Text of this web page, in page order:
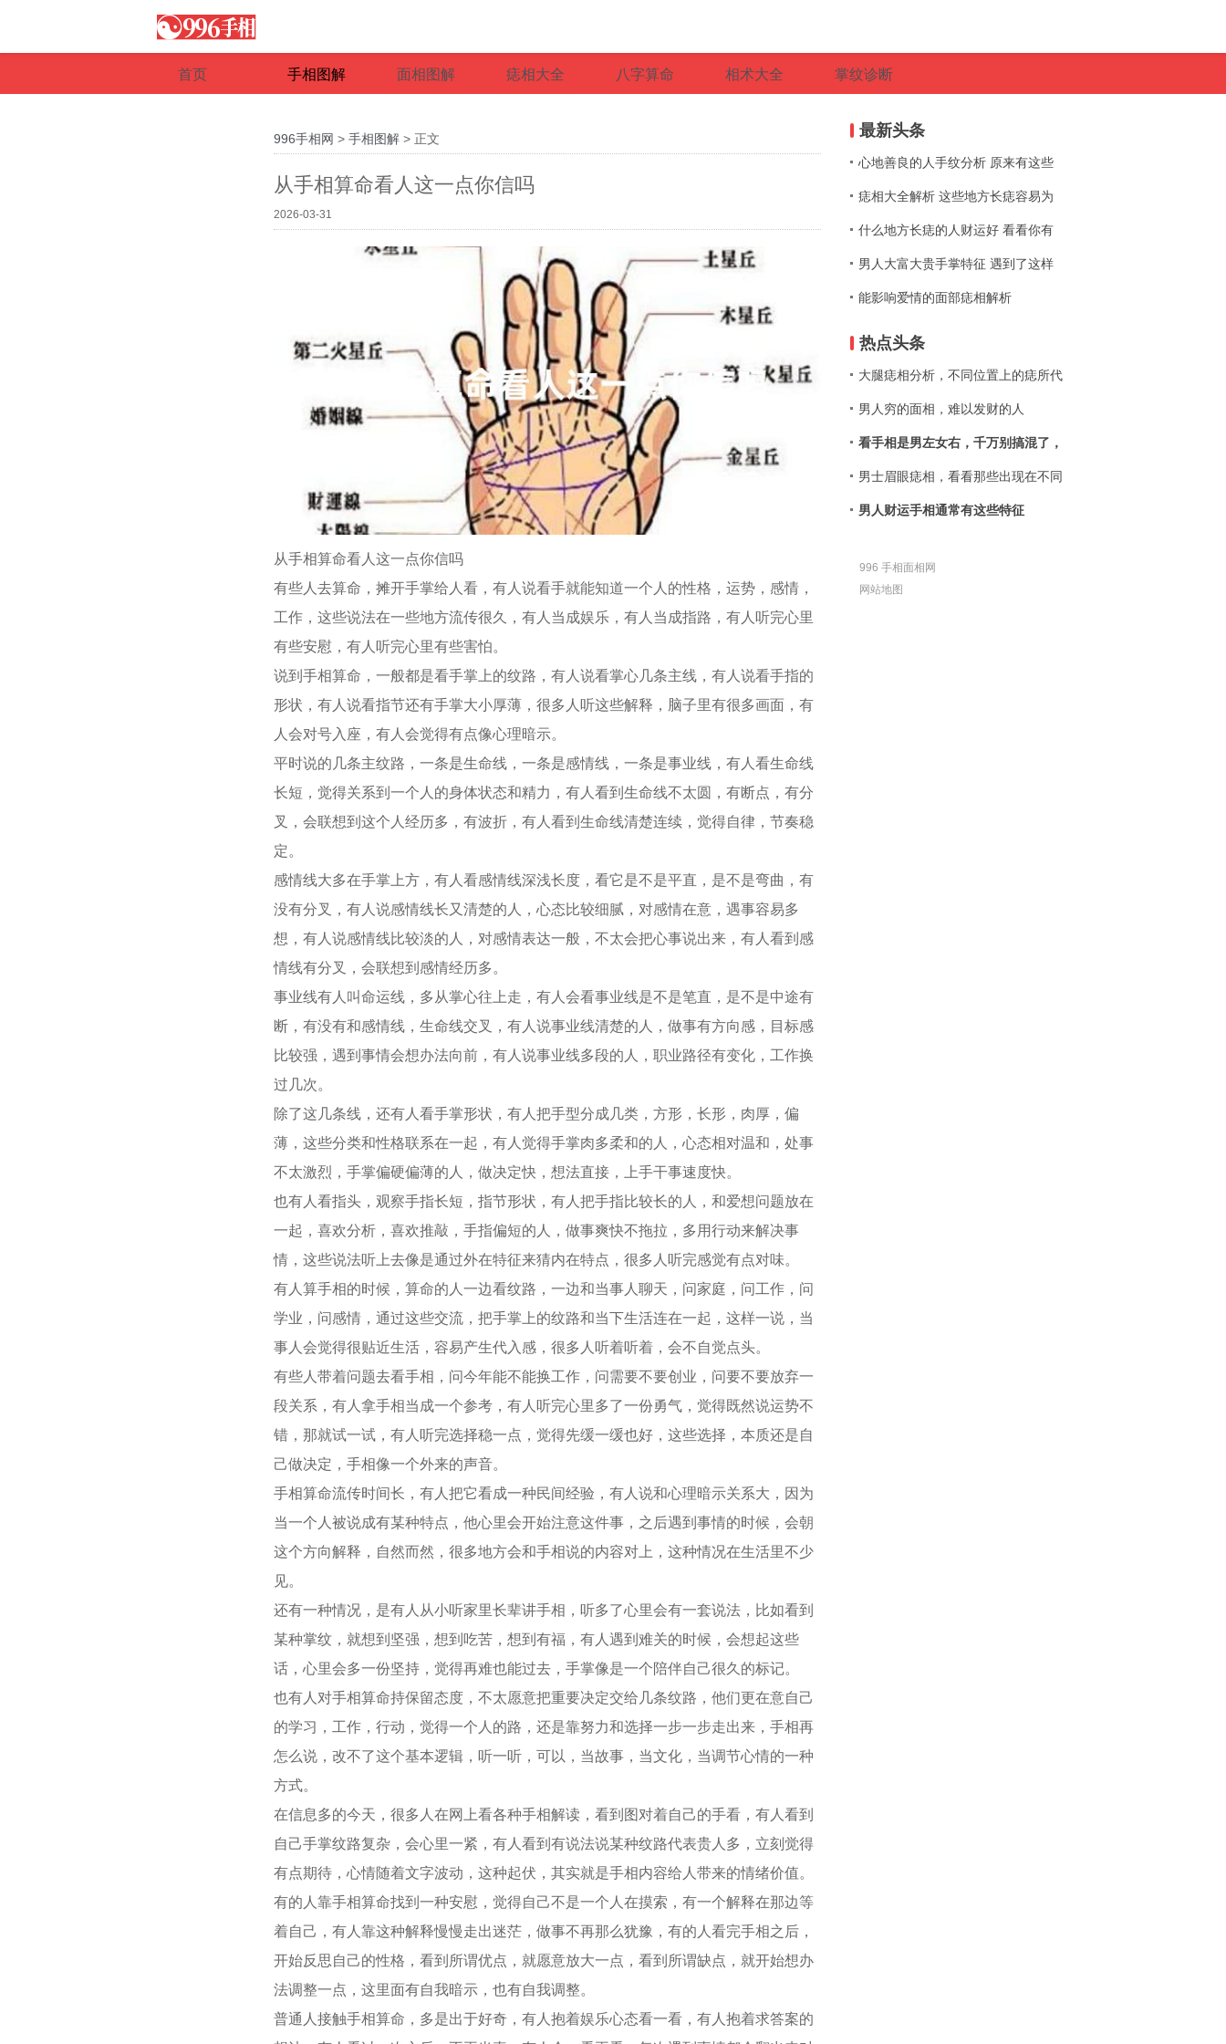
首页 手相图解 面相图解 痣相大全 八字算命 相术大全 掌纹诊断
996手相网 > 手相图解 > 正文
从手相算命看人这一点你信吗
2026-03-31
从手相算命看人这一点你信吗
有些人去算命，摊开手掌给人看，有人说看手就能知道一个人的性格，运势，感情，
工作，这些说法在一些地方流传很久，有人当成娱乐，有人当成指路，有人听完心里
有些安慰，有人听完心里有些害怕。
说到手相算命，一般都是看手掌上的纹路，有人说看掌心几条主线，有人说看手指的
形状，有人说看指节还有手掌大小厚薄，很多人听这些解释，脑子里有很多画面，有
人会对号入座，有人会觉得有点像心理暗示。
平时说的几条主纹路，一条是生命线，一条是感情线，一条是事业线，有人看生命线
长短，觉得关系到一个人的身体状态和精力，有人看到生命线不太圆，有断点，有分
叉，会联想到这个人经历多，有波折，有人看到生命线清楚连续，觉得自律，节奏稳
定。
感情线大多在手掌上方，有人看感情线深浅长度，看它是不是平直，是不是弯曲，有
没有分叉，有人说感情线长又清楚的人，心态比较细腻，对感情在意，遇事容易多
想，有人说感情线比较淡的人，对感情表达一般，不太会把心事说出来，有人看到感
情线有分叉，会联想到感情经历多。
事业线有人叫命运线，多从掌心往上走，有人会看事业线是不是笔直，是不是中途有
断，有没有和感情线，生命线交叉，有人说事业线清楚的人，做事有方向感，目标感
比较强，遇到事情会想办法向前，有人说事业线多段的人，职业路径有变化，工作换
过几次。
除了这几条线，还有人看手掌形状，有人把手型分成几类，方形，长形，肉厚，偏
薄，这些分类和性格联系在一起，有人觉得手掌肉多柔和的人，心态相对温和，处事
不太激烈，手掌偏硬偏薄的人，做决定快，想法直接，上手干事速度快。
也有人看指头，观察手指长短，指节形状，有人把手指比较长的人，和爱想问题放在
一起，喜欢分析，喜欢推敲，手指偏短的人，做事爽快不拖拉，多用行动来解决事
情，这些说法听上去像是通过外在特征来猜内在特点，很多人听完感觉有点对味。
有人算手相的时候，算命的人一边看纹路，一边和当事人聊天，问家庭，问工作，问
学业，问感情，通过这些交流，把手掌上的纹路和当下生活连在一起，这样一说，当
事人会觉得很贴近生活，容易产生代入感，很多人听着听着，会不自觉点头。
有些人带着问题去看手相，问今年能不能换工作，问需要不要创业，问要不要放弃一
段关系，有人拿手相当成一个参考，有人听完心里多了一份勇气，觉得既然说运势不
错，那就试一试，有人听完选择稳一点，觉得先缓一缓也好，这些选择，本质还是自
己做决定，手相像一个外来的声音。
手相算命流传时间长，有人把它看成一种民间经验，有人说和心理暗示关系大，因为
当一个人被说成有某种特点，他心里会开始注意这件事，之后遇到事情的时候，会朝
这个方向解释，自然而然，很多地方会和手相说的内容对上，这种情况在生活里不少
见。
还有一种情况，是有人从小听家里长辈讲手相，听多了心里会有一套说法，比如看到
某种掌纹，就想到坚强，想到吃苦，想到有福，有人遇到难关的时候，会想起这些
话，心里会多一份坚持，觉得再难也能过去，手掌像是一个陪伴自己很久的标记。
也有人对手相算命持保留态度，不太愿意把重要决定交给几条纹路，他们更在意自己
的学习，工作，行动，觉得一个人的路，还是靠努力和选择一步一步走出来，手相再
怎么说，改不了这个基本逻辑，听一听，可以，当故事，当文化，当调节心情的一种
方式。
在信息多的今天，很多人在网上看各种手相解读，看到图对着自己的手看，有人看到
自己手掌纹路复杂，会心里一紧，有人看到有说法说某种纹路代表贵人多，立刻觉得
有点期待，心情随着文字波动，这种起伏，其实就是手相内容给人带来的情绪价值。
有的人靠手相算命找到一种安慰，觉得自己不是一个人在摸索，有一个解释在那边等
着自己，有人靠这种解释慢慢走出迷茫，做事不再那么犹豫，有的人看完手相之后，
开始反思自己的性格，看到所谓优点，就愿意放大一点，看到所谓缺点，就开始想办
法调整一点，这里面有自我暗示，也有自我调整。
普通人接触手相算命，多是出于好奇，有人抱着娱乐心态看一看，有人抱着求答案的
最新头条
心地善良的人手纹分析 原来有这些
痣相大全解析 这些地方长痣容易为
什么地方长痣的人财运好 看看你有
男人大富大贵手掌特征 遇到了这样
能影响爱情的面部痣相解析
热点头条
大腿痣相分析，不同位置上的痣所代
男人穷的面相，难以发财的人
看手相是男左女右，千万别搞混了，
男士眉眼痣相，看看那些出现在不同
男人财运手相通常有这些特征
996 手相面相网
网站地图